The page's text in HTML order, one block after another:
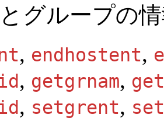
グループの
, endhostent,
, getgrnam,
, setgrent,